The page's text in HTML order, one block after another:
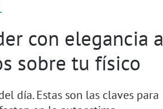
con elegancia a
sobre tu físico
día. Estas son las claves para